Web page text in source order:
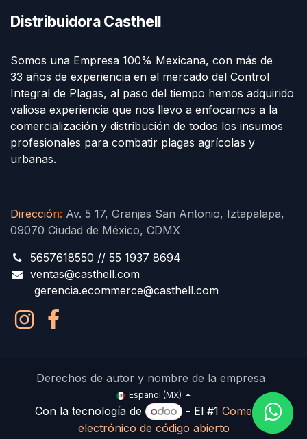
Distribuidora Casthell
Somos una Empresa 100% Mexicana, con más de
33 años de experiencia en el mercado del Control
Integral de Plagas, al paso del tiempo hemos adquirido
valiosa experiencia que nos llevo a enfocarnos a la
comercialización y distribución de todos los insumos
profesionales para combatir plagas agrícolas y
urbanas.
Dirección: Av. 5 17, Granjas San Antonio, Iztapalapa,
09070 Ciudad de México, CDMX
5657618550 // 55 1937 8694
ventas@casthell.com
gerencia.ecommerce@casthell.com
Derechos de autor y nombre de la empresa
Español (MX)
Con la tecnología de - El #1Comercio
electrónico de código abierto